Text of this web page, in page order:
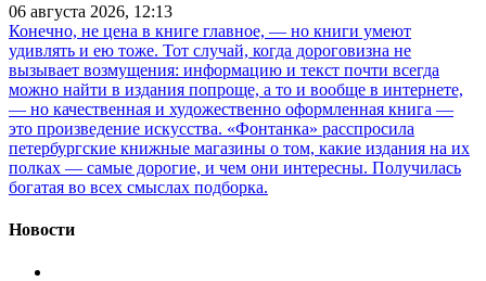
06 августа 2026, 12:13
Конечно, не цена в книге главное, — но книги умеют
удивлять и ею тоже. Тот случай, когда дороговизна не
вызывает возмущения: информацию и текст почти всегда
можно найти в издания попроще, а то и вообще в интернете,
— но качественная и художественно оформленная книга —
это произведение искусства. «Фонтанка» расспросила
петербургские книжные магазины о том, какие издания на их
полках — самые дорогие, и чем они интересны. Получилась
богатая во всех смыслах подборка.
Новости